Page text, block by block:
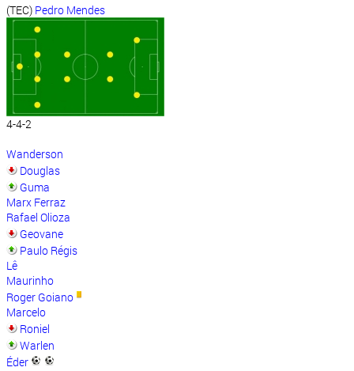
(TEC) Pedro Mendes
4-4-2
Wanderson
Douglas
Guma
Marx Ferraz
Rafael Olioza
Geovane
Paulo Régis
Lê
Maurinho
Roger Goiano
Marcelo
Roniel
Warlen
Éder